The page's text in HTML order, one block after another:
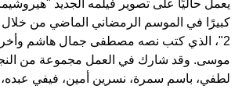
يعمل حاليًا على تصوير فيلمه الجديد
كبيرًا في الموسم الرمضاني الماضي من
2"، الذي كتب نصه مصطفى جمال هاشم
موسى. وقد شارك في العمل مجموعة من
لطفي، باسم سمرة، نسرين أمين، فيفي